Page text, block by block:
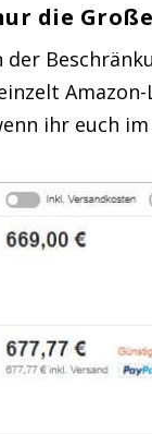
die
der
ihr euch